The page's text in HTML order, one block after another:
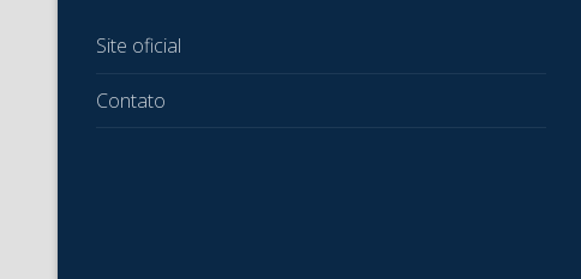
Site oficial
Contato